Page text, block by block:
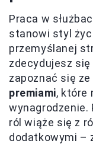
Praca w
stanowi styl
przemyślanej
zdecydujesz
zapoznać się
premiami, które
wynagrodzenie.
ról wiąże się z
dodatkowymi –